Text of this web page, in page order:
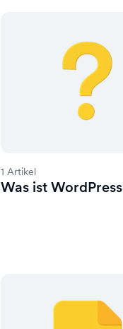
1 Artikel
Was ist WordPress